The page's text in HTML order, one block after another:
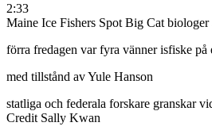
2:33
Maine Ice Fishers Spot Big Cat biologer
förra fredagen var fyra vänner isfiske
med tillstånd av Yule Hanson
statliga och federala forskare granskar
Credit Sally Kwan